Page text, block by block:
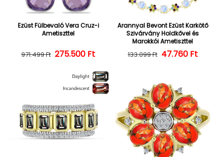
Ezüst Fülbevaló Vera Cruz-i
Ametiszttel
Normál ár
971.499 Ft Kedvezményes ár
275.500 Ft
Arannyal Bevont Ezüst Karkötő
Szivárvány Holdkővel és
Marokkói Ametiszttel
Normál ár
133.099 Ft 47.760 Ft